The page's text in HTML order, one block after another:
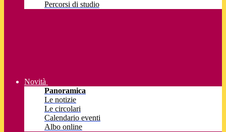
Percorsi di studio
Novità
Panoramica
Le notizie
Le circolari
Calendario eventi
Albo online